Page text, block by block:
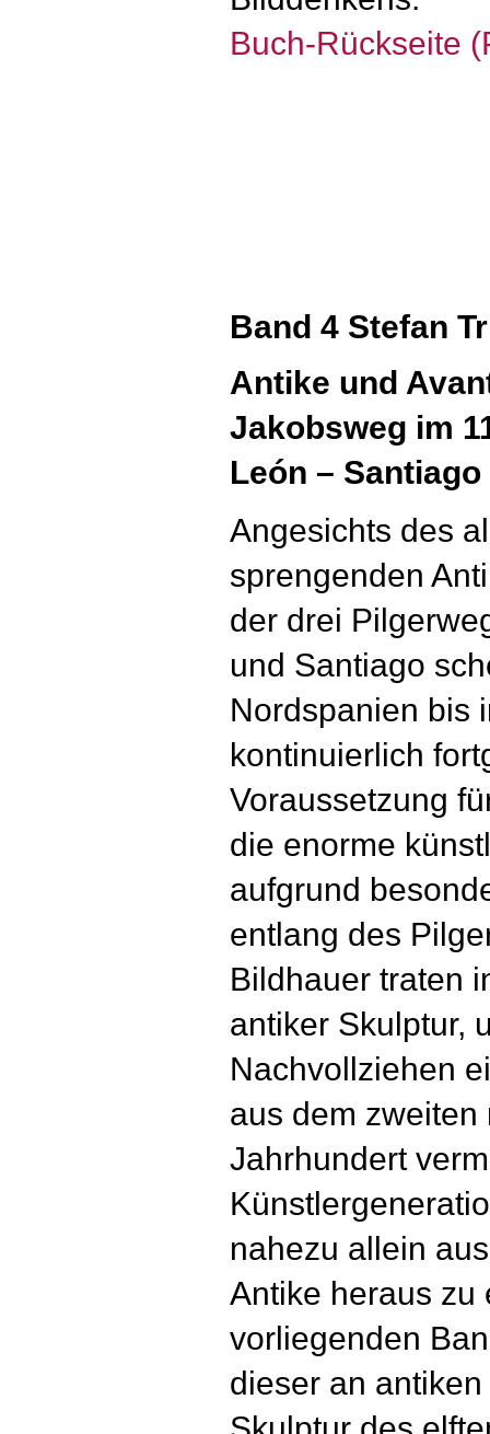
Buch-Rückseite
Band 4 Stefan
Antike und
Jakobsweg im
León – Santiago
Angesichts des
sprengenden
der drei
und Santiago
Nordspanien bis
kontinuierlich
Voraussetzung
die enorme
aufgrund
entlang des
Bildhauer traten
antiker Skulptur,
Nachvollziehen
aus dem
Jahrhundert
nahezu allein
Antike heraus zu
vorliegenden
dieser an